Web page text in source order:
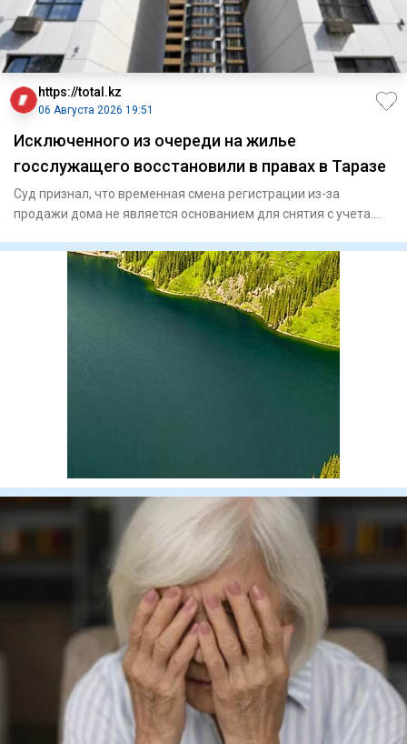
https://total.kz
06 Августа 2026 19:51
Исключенного из очереди на жилье
госслужащего восстановили в правах в Таразе
Суд признал, что временная смена регистрации из-за
продажи дома не является основанием для снятия с учета.